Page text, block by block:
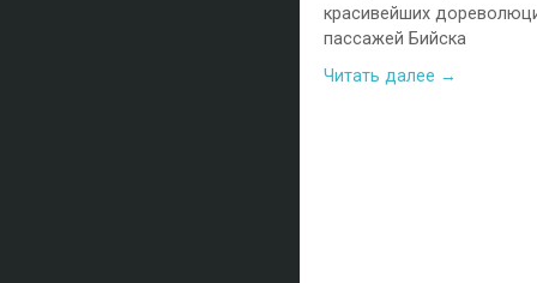
красивейших
пассажей Бийска
Читать далее →